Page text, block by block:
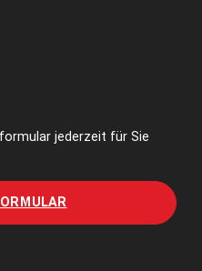
jederzeit für Sie